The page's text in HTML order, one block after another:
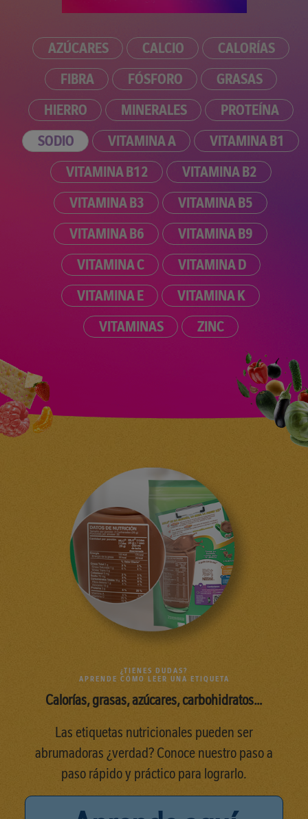
AZÚCARES CALCIO
CALORÍAS
FIBRA
FÓSFORO
GRASAS
HIERRO
MINERALES
PROTEÍNA
SODIO
VITAMINA A
VITAMINA B1
VITAMINA B12
VITAMINA B2
VITAMINA B3
VITAMINA B5
VITAMINA B6
VITAMINA B9
VITAMINA C
VITAMINA D
VITAMINA E
VITAMINA K
VITAMINAS
ZINC
¿TIENES DUDAS?
APRENDE CÓMO LEER UNA ETIQUETA
Calorías, grasas, azúcares, carbohidratos…
Las etiquetas nutricionales pueden ser
abrumadoras ¿verdad? Conoce nuestro paso a
paso rápido y práctico para lograrlo.